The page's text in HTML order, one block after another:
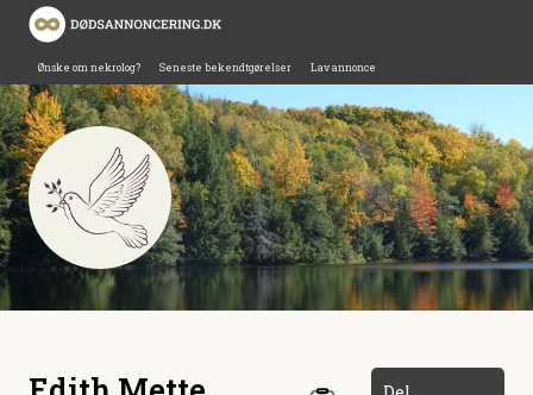
Ønske om nekrolog? Seneste bekendtgørelser Lav annonce